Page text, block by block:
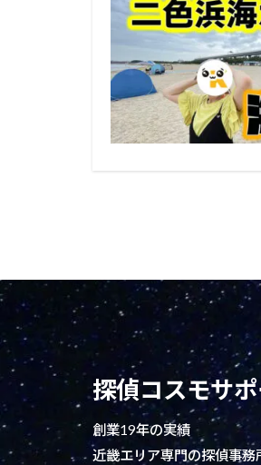
探偵コスモサ
創業19年の実績
近畿エリア専門の探偵事務